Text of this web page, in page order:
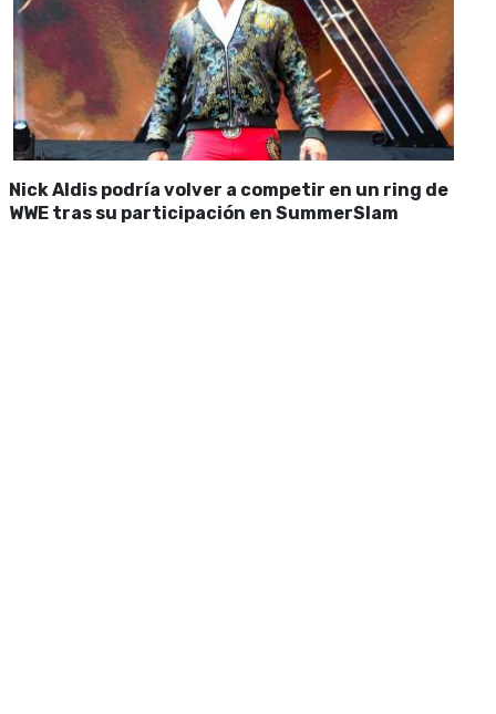
Nick Aldis podría volver a competir en un ring de
WWE tras su participación en SummerSlam